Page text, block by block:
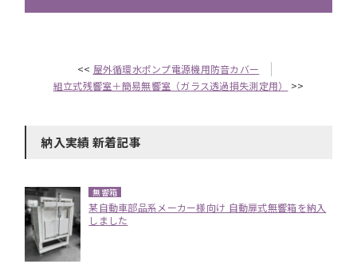
<< 屋外循環水ポンプ電源機用防音カバー
組立式残響室＋簡易無響室（ガラス透過損失測定用）
>>
納入実績 新着記事
無響箱
某自動車部品系メーカー様向け 自動扉式無響箱を納入
しました